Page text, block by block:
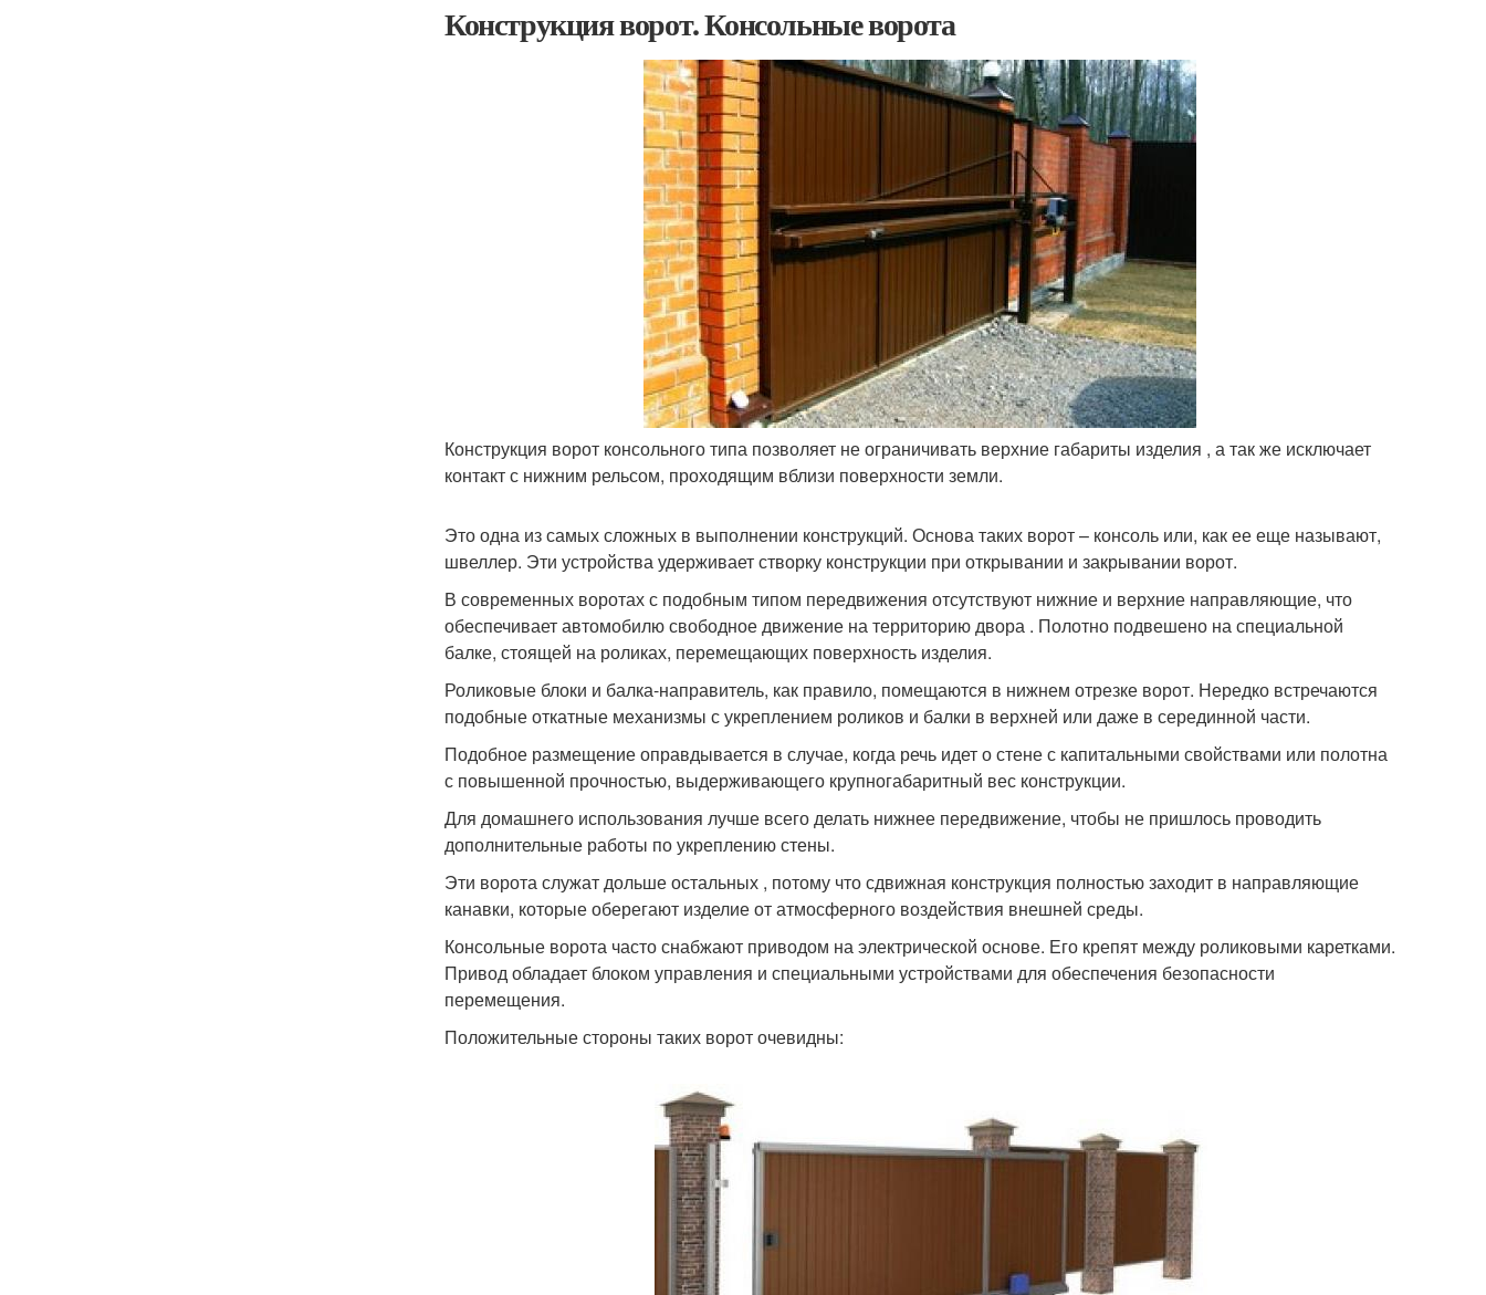
Конструкция ворот. Консольные ворота
Конструкция ворот консольного типа позволяет не ограничивать верхние габариты изделия , а так же исключает
контакт с нижним рельсом, проходящим вблизи поверхности земли.
Это одна из самых сложных в выполнении конструкций. Основа таких ворот – консоль или, как ее еще называют,
швеллер. Эти устройства удерживает створку конструкции при открывании и закрывании ворот.
В современных воротах с подобным типом передвижения отсутствуют нижние и верхние направляющие, что
обеспечивает автомобилю свободное движение на территорию двора . Полотно подвешено на специальной
балке, стоящей на роликах, перемещающих поверхность изделия.
Роликовые блоки и балка-направитель, как правило, помещаются в нижнем отрезке ворот. Нередко встречаются
подобные откатные механизмы с укреплением роликов и балки в верхней или даже в серединной части.
Подобное размещение оправдывается в случае, когда речь идет о стене с капитальными свойствами или полотна
с повышенной прочностью, выдерживающего крупногабаритный вес конструкции.
Для домашнего использования лучше всего делать нижнее передвижение, чтобы не пришлось проводить
дополнительные работы по укреплению стены.
Эти ворота служат дольше остальных , потому что сдвижная конструкция полностью заходит в направляющие
канавки, которые оберегают изделие от атмосферного воздействия внешней среды.
Консольные ворота часто снабжают приводом на электрической основе. Его крепят между роликовыми каретками.
Привод обладает блоком управления и специальными устройствами для обеспечения безопасности
перемещения.
Положительные стороны таких ворот очевидны: